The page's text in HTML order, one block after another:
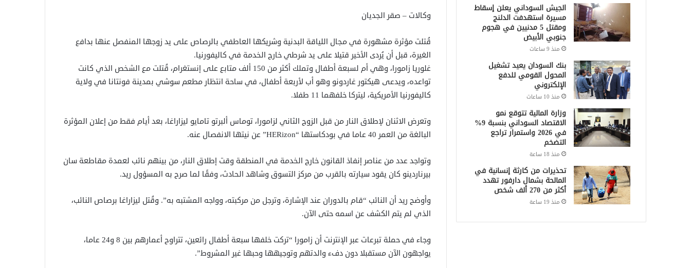
وكالات – صقر الجديان
قُتلت مؤثرة مشهورة في مجال اللياقة البدنية وشريكها العاطفي بالرصاص على يد زوجها المنفصل عنها بدافع
الغيرة، قبل أن يُردى الأخير قتيلا على يد شرطي خارج الخدمة في كاليفورنيا.
غلوريا زامورا، وهي أم لسبعة أطفال وتملك أكثر من 150 ألف متابع على إنستغرام، قُتلت مع الشخص الذي كانت
تواعده، ويدعى هيكتور غاردونو وهو أب لأربعة أطفال، في ساحة انتظار مطعم سوشي بمدينة فونتانا في ولاية
كاليفورنيا الأمريكية، ليتركا خلفهما 11 طفلا.
وتعرض الاثنان لإطلاق النار من قبل الزوج الثاني لزامورا، توماس ألبرتو تامايو ليزاراغا، بعد أيام فقط من إعلان المؤثرة
البالغة من العمر 40 عاما في بودكاستها “HERizon” عن نيتها الانفصال عنه.
وتواجد عدد من عناصر إنفاذ القانون خارج الخدمة في المنطقة وقت إطلاق النار، من بينهم نائب لعمدة مقاطعة سان
بيرناردينو كان يقود سيارته بالقرب من مركز التسوق وشاهد الحادث، وفقًا لما صرح به المسؤول ريد.
وأوضح ريد أن النائب “قام بالدوران عند الإشارة، وترجل من مركبته، وواجه المشتبه به”. وقُتل ليزاراغا برصاص النائب،
الذي لم يتم الكشف عن اسمه حتى الآن.
وجاء في حملة تبرعات عبر الإنترنت أن زامورا “تركت خلفها سبعة أطفال رائعين، تتراوح أعمارهم بين 8 و24 عاما،
يواجهون الآن مستقبلا دون دفء والدتهم وتوجيهها وحبها غير المشروط”.
الجيش السوداني يعلن إسقاط
مسيرة استهدفت الدلنج
ومقتل 5 مدنيين في هجوم
جنوبي الأبيض
منذ 9 ساعات
بنك السودان يعيد تشغيل
المحول القومي للدفع
الإلكتروني
منذ 10 ساعات
وزارة المالية تتوقع نمو
الاقتصاد السوداني بنسبة 9%
في 2026 واستمرار تراجع
التضخم
منذ 18 ساعة
تحذيرات من كارثة إنسانية في
المالحة بشمال دارفور تهدد
أكثر من 270 ألف شخص
منذ 19 ساعة